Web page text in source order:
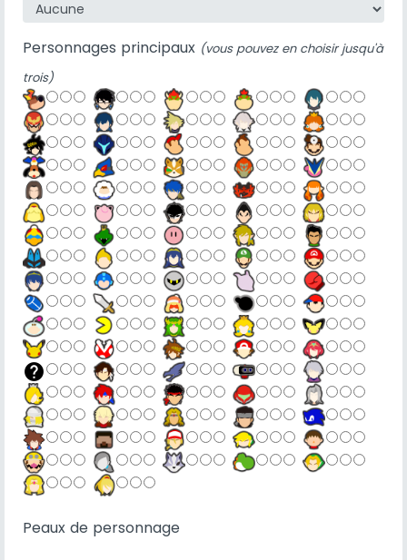
Personnages principaux (vous pouvez en choisir jusqu'à
trois)
Peaux de personnage